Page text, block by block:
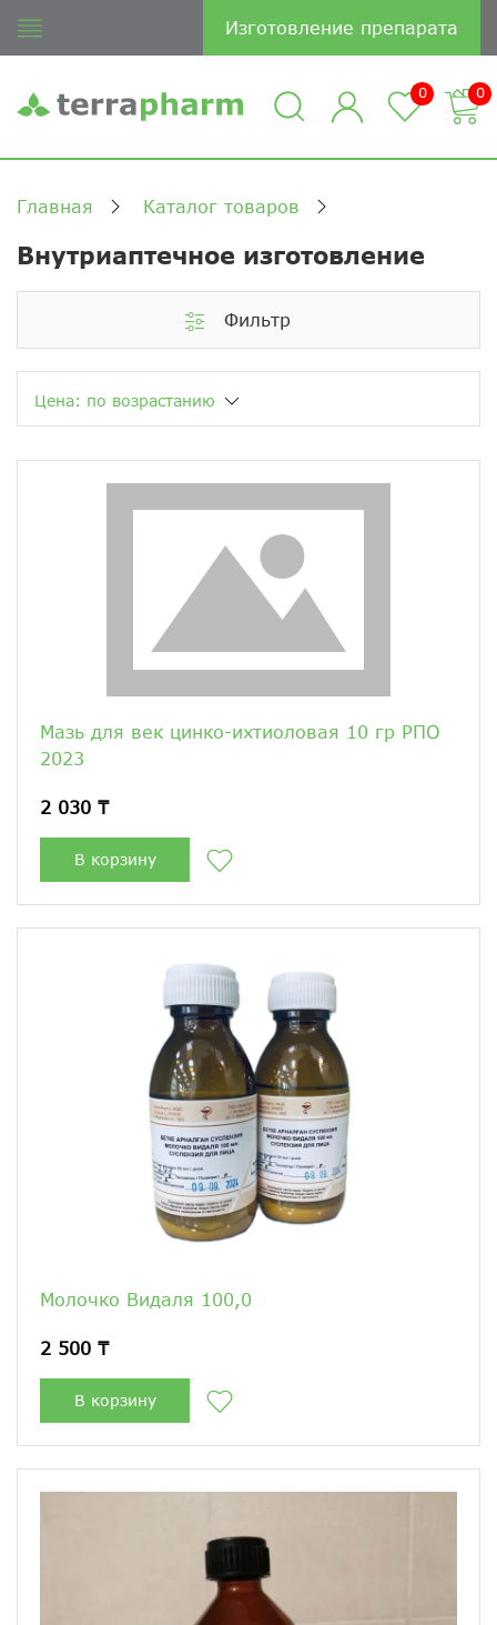
Изготовление препарата
0 0
Главная Каталог товаров
Внутриаптечное изготовление
Фильтр
Цена: по возрастанию
Мазь для век цинко-ихтиоловая 10 гр РПО
2023
2 030 ₸
В корзину
Молочко Видаля 100,0
2 500 ₸
В корзину